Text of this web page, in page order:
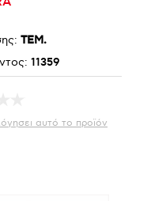
ΤΕΜ.
11359
αυτό το προϊόν